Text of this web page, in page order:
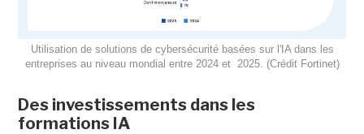
Utilisation de solutions de cybersécurité basées sur l'IA dans les
entreprises au niveau mondial entre 2024 et 2025. (Crédit Fortinet)
Des investissements dans les
formations IA